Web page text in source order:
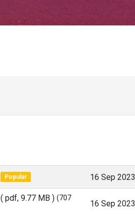
Popular 16 Sep 2023
( pdf, 9.77 MB ) (707
16 Sep 2023